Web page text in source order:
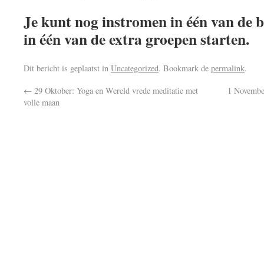
Je kunt nog instromen in één van de
in één van de extra groepen starten.
Dit bericht is geplaatst in Uncategorized. Bookmark de permalink.
← 29 Oktober: Yoga en Wereld vrede meditatie met
volle maan
1